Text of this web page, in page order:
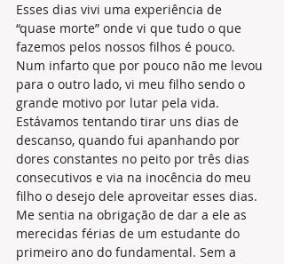
Esses dias vivi uma experiência de
“quase morte” onde vi que tudo o que
fazemos pelos nossos filhos é pouco.
Num infarto que por pouco não me levou
para o outro lado, vi meu filho sendo o
grande motivo por lutar pela vida.
Estávamos tentando tirar uns dias de
descanso, quando fui apanhando por
dores constantes no peito por três dias
consecutivos e via na inocência do meu
filho o desejo dele aproveitar esses dias.
Me sentia na obrigação de dar a ele as
merecidas férias de um estudante do
primeiro ano do fundamental. Sem a